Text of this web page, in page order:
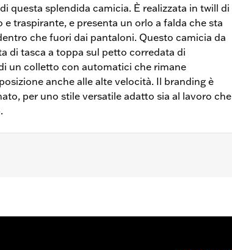
questa splendida camicia. È realizzata in twill di
traspirante, e presenta un orlo a falda che sta
che fuori dai pantaloni. Questo camicia da
di tasca a toppa sul petto corredata di
un colletto con automatici che rimane
anche alle alte velocità. Il branding è
per uno stile versatile adatto sia al lavoro che